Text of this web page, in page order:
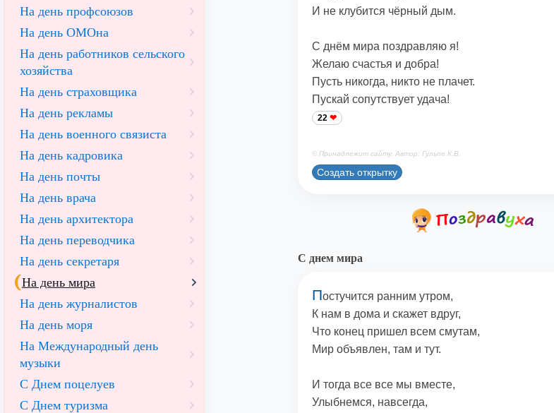
И не клубится чёрный дым.
С днём мира поздравляю я!
Желаю счастья и добра!
Пусть никогда, никто не плачет.
Пускай сопутствует удача!
22
© Принадлежит сайту. Автор: Гульпе К.В.
Создать открытку
С днем мира
Постучится ранним утром,
К нам в дома и скажет вдруг,
Что конец пришел всем смутам,
Мир объявлен, там и тут.
И тогда все все мы вместе,
Улыбнемся, навсегда,
На день профсоюзов
На день ОМОна
На день работников сельского
хозяйства
На день страховщика
На день рекламы
На день военного связиста
На день кадровика
На день почты
На день врача
На день архитектора
На день переводчика
На день секретаря
На день мира
На день журналистов
На день моря
На Международный день
музыки
С Днем поцелуев
С Днем туризма